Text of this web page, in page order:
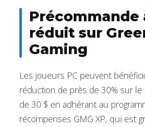
Précommande
réduit sur
Gaming
Les joueurs PC peuvent
réduction de près de 30% sur le
de 30 $ en adhérant au
récompenses GMG XP, qui est